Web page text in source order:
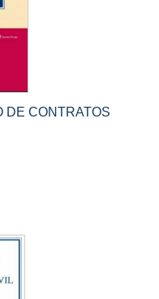
DE CONTRATOS